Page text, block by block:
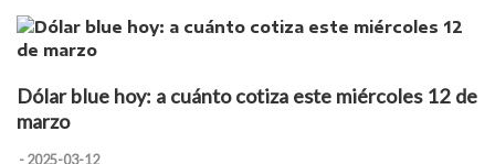
Dólar blue hoy: a cuánto cotiza este miércoles 12 de
marzo
- 2025-03-12